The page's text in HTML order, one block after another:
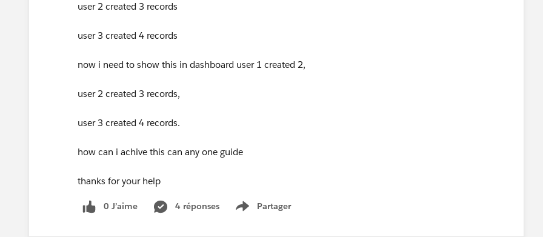
user 2 created 3 records
user 3 created 4 records
now i need to show this in dashboard user 1 created 2,
user 2 created 3 records,
user 3 created 4 records.
how can i achive this can any one guide
thanks for your help
0 J’aime 4 réponses Partager
Show menu